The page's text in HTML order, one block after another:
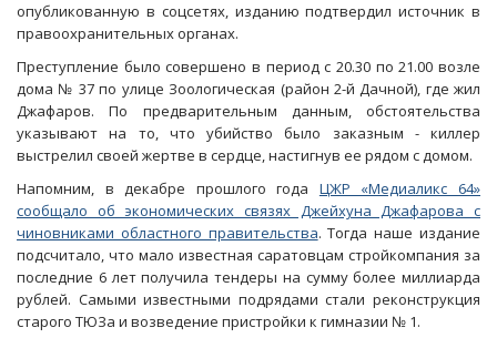
опубликованную в соцсетях, изданию подтвердил источник в
правоохранительных органах.
Преступление было совершено в период с 20.30 по 21.00 возле
дома № 37 по улице Зоологическая (район 2-й Дачной), где жил
Джафаров. По предварительным данным, обстоятельства
указывают на то, что убийство было заказным - киллер
выстрелил своей жертве в сердце, настигнув ее рядом с домом.
Напомним, в декабре прошлого года ЦЖР «Медиаликс 64»
сообщало об экономических связях Джейхуна Джафарова с
чиновниками областного правительства. Тогда наше издание
подсчитало, что мало известная саратовцам стройкомпания за
последние 6 лет получила тендеры на сумму более миллиарда
рублей. Самыми известными подрядами стали реконструкция
старого ТЮЗа и возведение пристройки к гимназии № 1.